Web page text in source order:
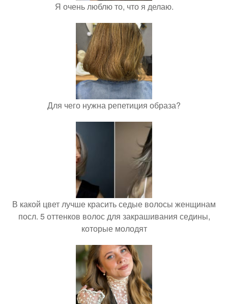
Я очень люблю то, что я делаю.
Для чего нужна репетиция образа?
В какой цвет лучше красить седые волосы женщинам
посл. 5 оттенков волос для закрашивания седины,
которые молодят